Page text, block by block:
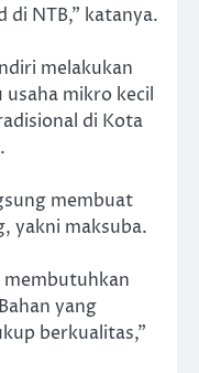
NTB,” katanya.
melakukan
usaha mikro kecil
di Kota
membuat
yakni maksuba.
membutuhkan
yang
berkualitas,”